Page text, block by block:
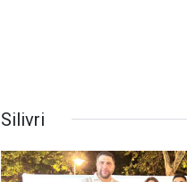
Silivri